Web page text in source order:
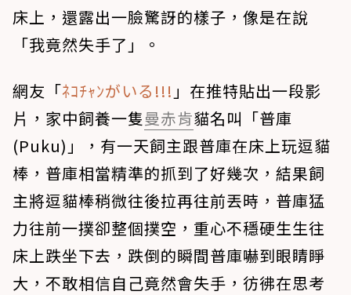
床上，還露出一臉驚訝的樣子，像是在說
「我竟然失手了」。
網友「ﾈｺﾁｬﾝがいる!!! 」在推特貼出一段影
片，家中飼養一隻曼赤肯貓名叫「普庫
(Puku)」，有一天飼主跟普庫在床上玩逗貓
棒，普庫相當精準的抓到了好幾次，結果飼
主將逗貓棒稍微往後拉再往前丟時，普庫猛
力往前一撲卻整個撲空，重心不穩硬生生往
床上跌坐下去，跌倒的瞬間普庫嚇到眼睛睜
大，不敢相信自己竟然會失手，彷彿在思考